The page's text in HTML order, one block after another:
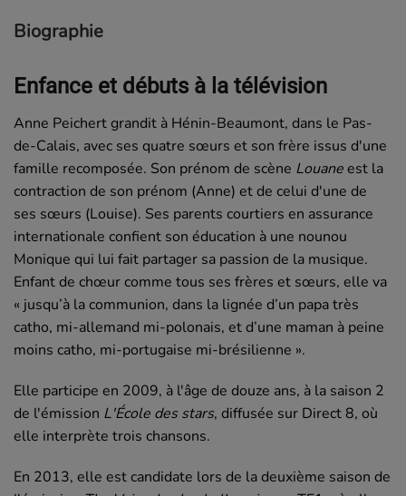
Biographie
Enfance et débuts à la télévision
Anne Peichert grandit à Hénin-Beaumont, dans le Pas-
de-Calais, avec ses quatre sœurs et son frère issus d'une
famille recomposée. Son prénom de scène Louaneest la
contraction de son prénom (Anne) et de celui d'une de
ses sœurs (Louise). Ses parents courtiers en assurance
internationale confient son éducation à une nounou
Monique qui lui fait partager sa passion de la musique.
Enfant de chœur comme tous ses frères et sœurs, elle va
« jusqu’à la communion, dans la lignée d’un papa très
catho, mi-allemand mi-polonais, et d’une maman à peine
moins catho, mi-portugaise mi-brésilienne ».
Elle participe en 2009, à l'âge de douze ans, à la saison 2
de l'émission L'École des stars, diffusée sur Direct 8, où
elle interprète trois chansons.
En 2013, elle est candidate lors de la deuxième saison de